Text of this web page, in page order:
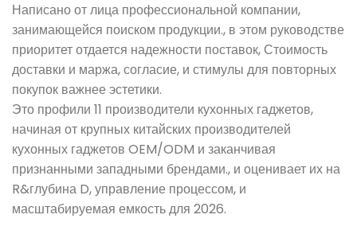
Написано от лица профессиональной компании,
занимающейся поиском продукции., в этом руководстве
приоритет отдается надежности поставок, Стоимость
доставки и маржа, согласие, и стимулы для повторных
покупок важнее эстетики.
Это профили 11 производители кухонных гаджетов,
начиная от крупных китайских производителей
кухонных гаджетов OEM/ODM и заканчивая
признанными западными брендами., и оценивает их на
R&глубина D, управление процессом, и
масштабируемая емкость для 2026.